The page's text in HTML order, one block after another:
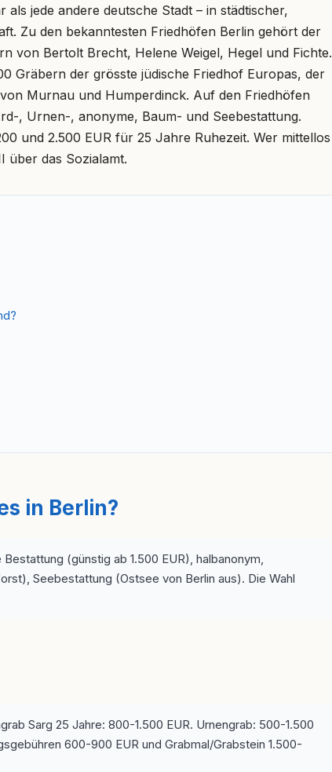
als jede andere deutsche Stadt – in städtischer,
Zu den bekanntesten Friedhöfen Berlin gehört der
von Bertolt Brecht, Helene Weigel, Hegel und Fichte.
Gräbern der grösste jüdische Friedhof Europas, der
Murnau und Humperdinck. Auf den Friedhöfen
, Urnen-, anonyme, Baum- und Seebestattung.
und 2.500 EUR für 25 Jahre Ruhezeit. Wer mittellos
über das Sozialamt.
in Berlin?
(günstig ab 1.500 EUR), halbanonym,
Seebestattung (Ostsee von Berlin aus). Die Wahl
Sarg 25 Jahre: 800-1.500 EUR. Urnengrab: 500-1.500
600-900 EUR und Grabmal/Grabstein 1.500-